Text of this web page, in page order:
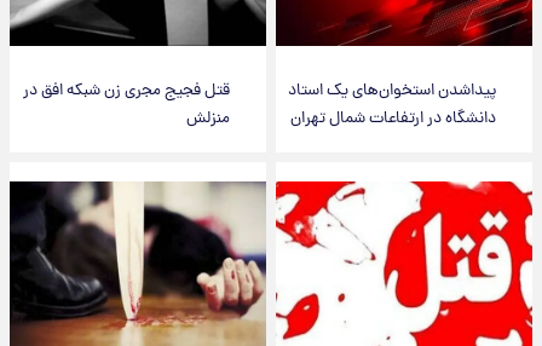
پیداشدن استخوان‌های یک استاد
دانشگاه در ارتفاعات شمال تهران
قتل فجیج مجری زن شبکه افق در
منزلش